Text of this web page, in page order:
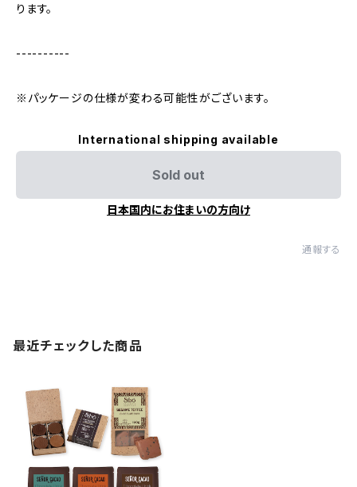
ります。
----------
※パッケージの仕様が変わる可能性がございます。
International shipping available
Sold out
日本国内にお住まいの方向け
通報する
最近チェックした商品